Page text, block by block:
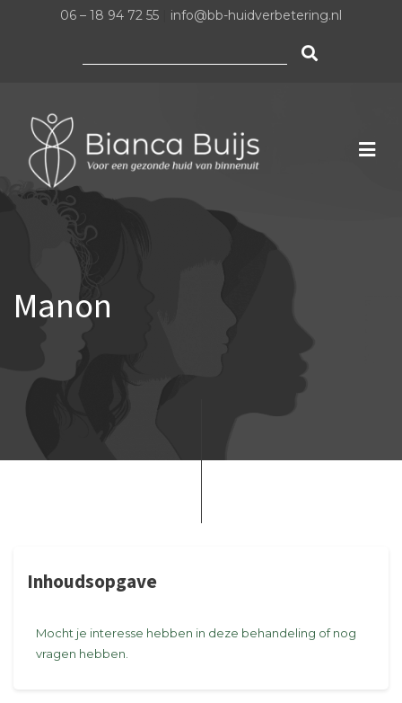
06 – 18 94 72 55 info@bb-huidverbetering.nl
Manon
Inhoudsopgave
Mocht je interesse hebben in deze behandeling of nog
vragen hebben.